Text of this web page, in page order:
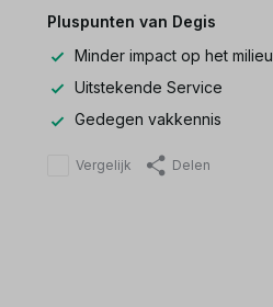
Pluspunten van Degis
Minder impact op het milieu
Uitstekende Service
Gedegen vakkennis
Vergelijk Delen